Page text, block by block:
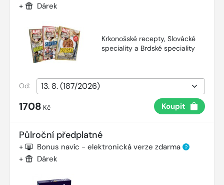
+ Dárek
Krkonošské recepty, Slovácké
speciality a Brdské speciality
Od:
1708 Kč Koupit
Půlroční předplatné
+ Bonus navíc - elektronická verze zdarma ?
+ Dárek